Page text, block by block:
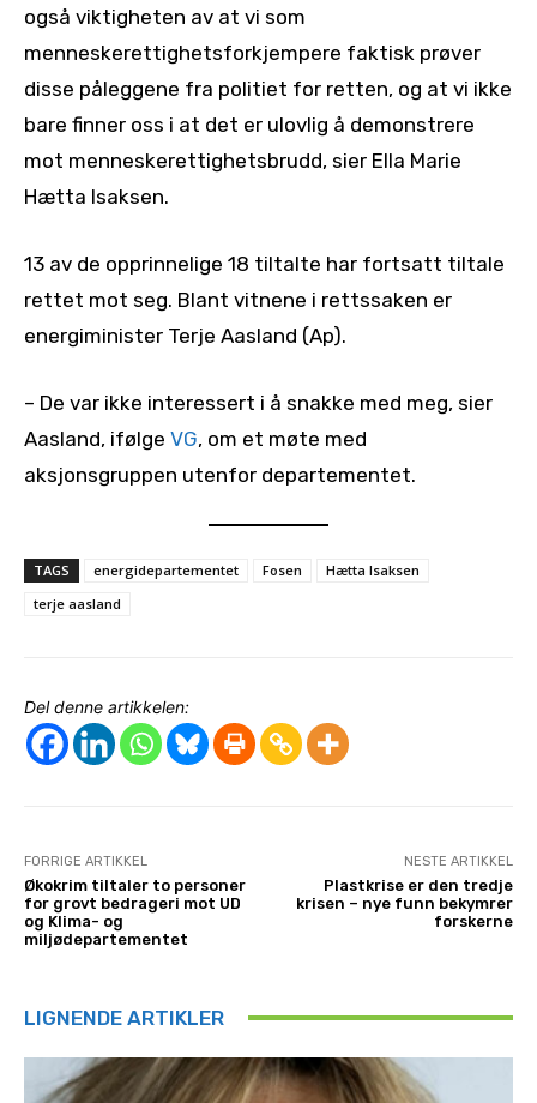
også viktigheten av at vi som
menneskerettighetsforkjempere faktisk prøver
disse påleggene fra politiet for retten, og at vi ikke
bare finner oss i at det er ulovlig å demonstrere
mot menneskerettighetsbrudd, sier Ella Marie
Hætta Isaksen.
13 av de opprinnelige 18 tiltalte har fortsatt tiltale
rettet mot seg. Blant vitnene i rettssaken er
energiminister Terje Aasland (Ap).
– De var ikke interessert i å snakke med meg, sier
Aasland, ifølge VG, om et møte med
aksjonsgruppen utenfor departementet.
TAGS energidepartementet Fosen
Hætta Isaksen
terje aasland
Del denne artikkelen:
FORRIGE ARTIKKEL
Økokrim tiltaler to personer
for grovt bedrageri mot UD
og Klima- og
miljødepartementet
NESTE ARTIKKEL
Plastkrise er den tredje
krisen – nye funn bekymrer
forskerne
LIGNENDE ARTIKLER